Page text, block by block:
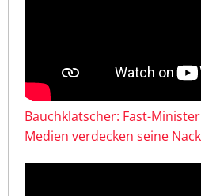
Bauchklatscher: Fast-
Medien verdecken seine